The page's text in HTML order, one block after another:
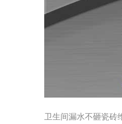
卫生间漏水不砸瓷砖